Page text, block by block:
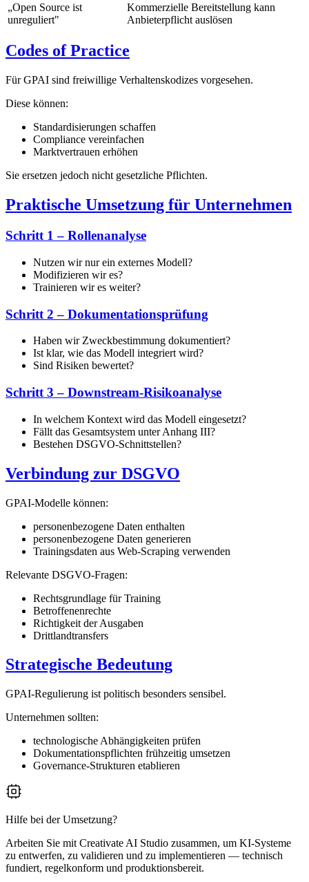
„Open Source ist
unreguliert"
Kommerzielle Bereitstellung kann
Anbieterpflicht auslösen
Codes of Practice
Für GPAI sind freiwillige Verhaltenskodizes vorgesehen.
Diese können:
Standardisierungen schaffen
Compliance vereinfachen
Marktvertrauen erhöhen
Sie ersetzen jedoch nicht gesetzliche Pflichten.
Praktische Umsetzung für Unternehmen
Schritt 1 – Rollenanalyse
Nutzen wir nur ein externes Modell?
Modifizieren wir es?
Trainieren wir es weiter?
Schritt 2 – Dokumentationsprüfung
Haben wir Zweckbestimmung dokumentiert?
Ist klar, wie das Modell integriert wird?
Sind Risiken bewertet?
Schritt 3 – Downstream-Risikoanalyse
In welchem Kontext wird das Modell eingesetzt?
Fällt das Gesamtsystem unter Anhang III?
Bestehen DSGVO-Schnittstellen?
Verbindung zur DSGVO
GPAI-Modelle können:
personenbezogene Daten enthalten
personenbezogene Daten generieren
Trainingsdaten aus Web-Scraping verwenden
Relevante DSGVO-Fragen:
Rechtsgrundlage für Training
Betroffenenrechte
Richtigkeit der Ausgaben
Drittlandtransfers
Strategische Bedeutung
GPAI-Regulierung ist politisch besonders sensibel.
Unternehmen sollten:
technologische Abhängigkeiten prüfen
Dokumentationspflichten frühzeitig umsetzen
Governance-Strukturen etablieren
Hilfe bei der Umsetzung?
Arbeiten Sie mit Creativate AI Studio zusammen, um KI-Systeme
zu entwerfen, zu validieren und zu implementieren — technisch
fundiert, regelkonform und produktionsbereit.